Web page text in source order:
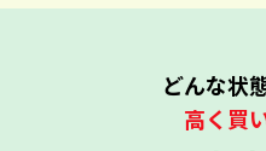
どんな状
高く買